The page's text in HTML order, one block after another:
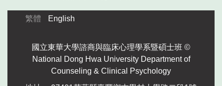
繁體
English
國立東華大學諮商與臨床心理學系暨碩士班 ©
National Dong Hwa University Department of
Counseling & Clinical Psychology